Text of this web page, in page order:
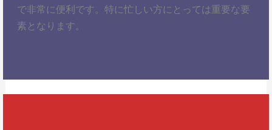
で非常に便利です。特に忙しい方にとっては重要な要
素となります。